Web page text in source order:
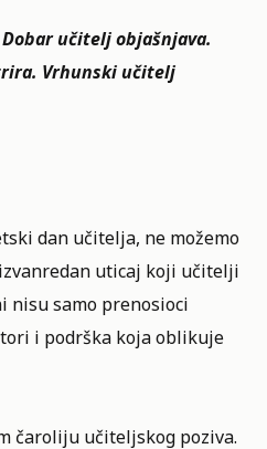
učitelj objašnjava.
Vrhunski učitelj
dan učitelja, ne možemo
uticaj koji učitelji
nisu samo prenosioci
i podrška koja oblikuje
čaroliju učiteljskog poziva.